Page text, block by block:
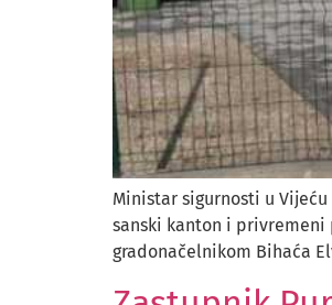
Ministar sigurnosti u
sanski kanton i privremeni
gradonačelnikom Bihaća